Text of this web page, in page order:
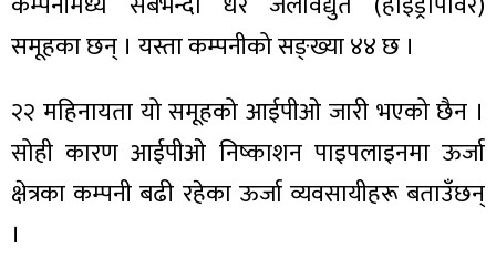
समूहका छन् । यस्ता कम्पनीको सङ्ख्या ४४ छ ।
२२ महिनायता यो समूहको आईपीओ जारी भएको छैन ।
सोही कारण आईपीओ निष्काशन पाइपलाइनमा ऊर्जा
क्षेत्रका कम्पनी बढी रहेका ऊर्जा व्यवसायीहरू बताउँछन्
।